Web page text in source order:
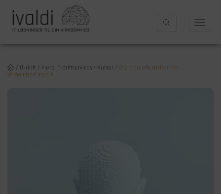
/ IT-drift / Flere IT-driftservices / Kurser / Styrk og effektiviser din
virksomhed med AI